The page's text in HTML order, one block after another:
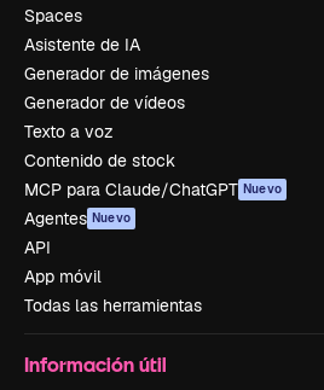
Spaces
Asistente de IA
Generador de imágenes
Generador de vídeos
Texto a voz
Contenido de stock
MCP para Claude/ChatGPT Nuevo
Agentes Nuevo
API
App móvil
Todas las herramientas
Información útil